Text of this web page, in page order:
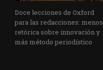
Doce lecciones de Oxford
para las redacciones: menos
retórica sobre innovación y
más método periodístico